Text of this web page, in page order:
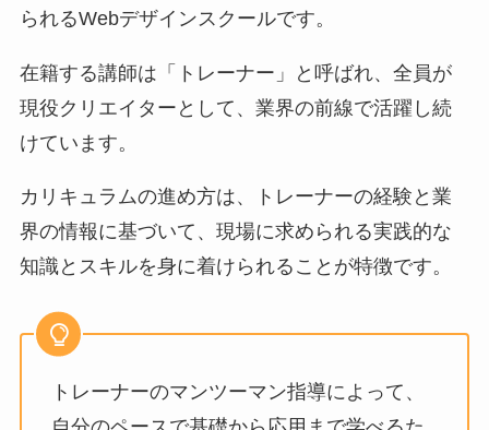
られるWebデザインスクールです。
在籍する講師は「トレーナー」と呼ばれ、全員が
現役クリエイターとして、業界の前線で活躍し続
けています。
カリキュラムの進め方は、トレーナーの経験と業
界の情報に基づいて、現場に求められる実践的な
知識とスキルを身に着けられることが特徴です。
トレーナーのマンツーマン指導によって、